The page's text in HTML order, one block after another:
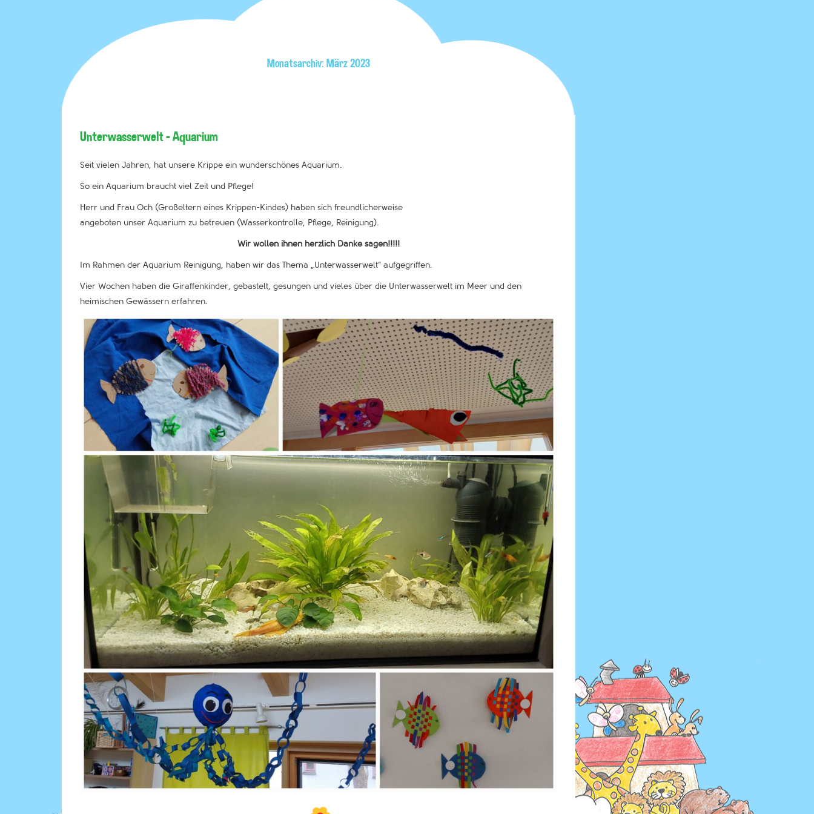
Monatsarchiv: März 2023
Unterwasserwelt – Aquarium
Seit vielen Jahren, hat unsere Krippe ein wunderschönes Aquarium.
So ein Aquarium braucht viel Zeit und Pflege!
Herr und Frau Och (Großeltern eines Krippen-Kindes) haben sich freundlicherweise
angeboten unser Aquarium zu betreuen (Wasserkontrolle, Pflege, Reinigung).
Wir wollen ihnen herzlich Danke sagen!!!!!
Im Rahmen der Aquarium Reinigung, haben wir das Thema „Unterwasserwelt“ aufgegriffen.
Vier Wochen haben die Giraffenkinder, gebastelt, gesungen und vieles über die Unterwasserwelt im Meer und den
heimischen Gewässern erfahren.